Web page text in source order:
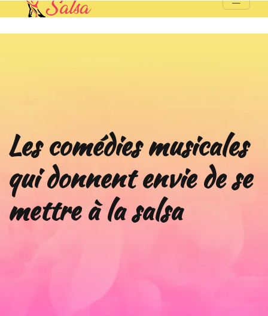
Les comédies musicales
qui donnent envie de se
mettre à la salsa